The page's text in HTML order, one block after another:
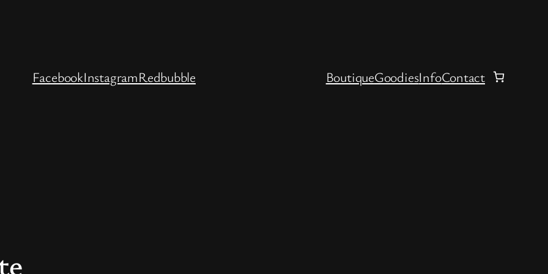
FacebookInstagramRedbubble BoutiqueGoodiesInfoContact